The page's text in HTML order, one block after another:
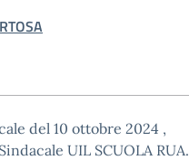
del 10 ottobre 2024 ,
UIL SCUOLA RUA.